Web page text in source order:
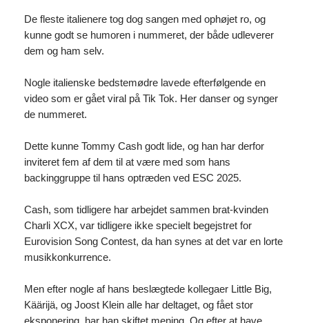
De fleste italienere tog dog sangen med ophøjet ro, og
kunne godt se humoren i nummeret, der både udleverer
dem og ham selv.
Nogle italienske bedstemødre lavede efterfølgende en
video som er gået viral på Tik Tok. Her danser og synger
de nummeret.
Dette kunne Tommy Cash godt lide, og han har derfor
inviteret fem af dem til at være med som hans
backinggruppe til hans optræden ved ESC 2025.
Cash, som tidligere har arbejdet sammen brat-kvinden
Charli XCX, var tidligere ikke specielt begejstret for
Eurovision Song Contest, da han synes at det var en lorte
musikkonkurrence.
Men efter nogle af hans beslægtede kollegaer Little Big,
Käärijä, og Joost Klein alle har deltaget, og fået stor